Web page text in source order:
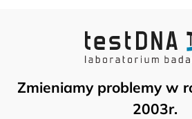
Zmieniamy problemy w
2003r.